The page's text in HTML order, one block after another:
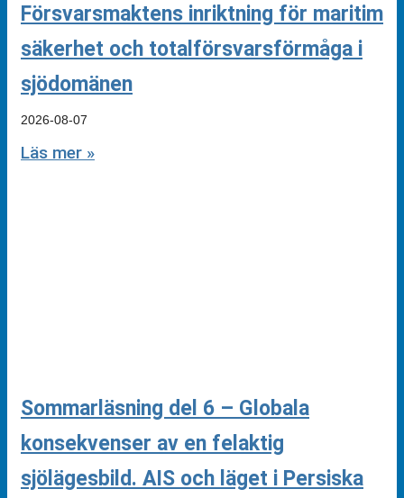
Försvarsmaktens inriktning för maritim
säkerhet och totalförsvarsförmåga i
sjödomänen
2026-08-07
Läs mer »
Sommarläsning del 6 – Globala
konsekvenser av en felaktig
sjölägesbild. AIS och läget i Persiska